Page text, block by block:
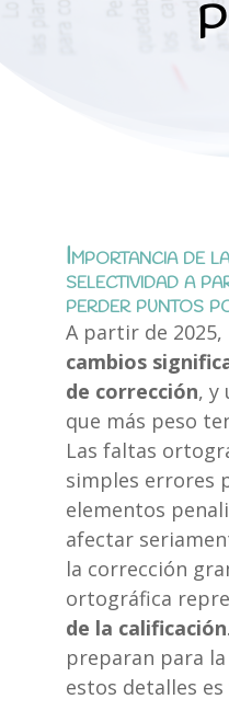
Importancia de
selectividad a
perder puntos
A partir de 2025,
cambios
de corrección, y
que más peso
Las faltas
simples errores
elementos
afectar
la corrección
ortográfica
de la calificación
preparan para
estos detalles